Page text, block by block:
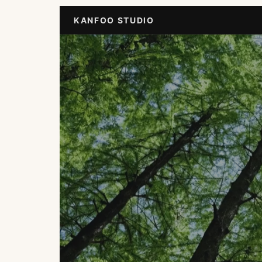
KANFOO STUDIO